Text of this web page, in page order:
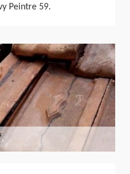
Peintre 59.